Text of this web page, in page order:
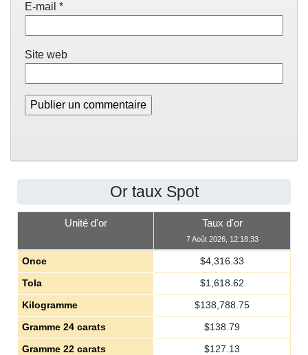
E-mail *
Site web
Or taux Spot
Unité d'or Taux d'or
7 Août 2026, 12:18:33
Once $4,316.33
Tola
$1,618.62
Kilogramme
$138,788.75
Gramme 24 carats
$138.79
Gramme 22 carats
$127.13